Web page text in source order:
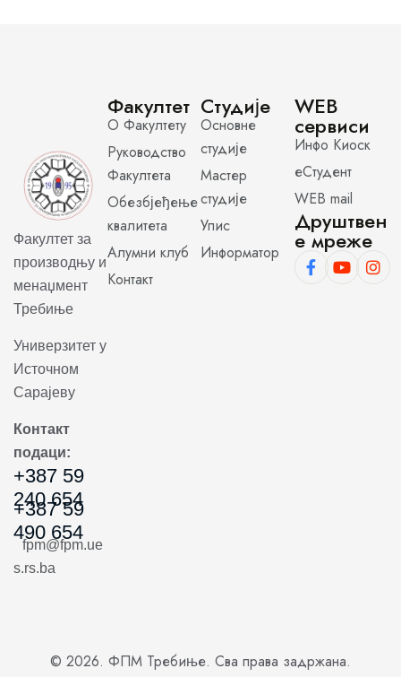
Факултет за
производњу и
менаџмент
Требиње
Универзитет у
Источном
Сарајеву
Контакт
подаци:
+387 59
240 654
+387 59
490 654
fpm@fpm.ue
s.rs.ba
Факултет
О Факултету
Руководство
Факултета
Обезбјеђење
квалитета
Алумни клуб
Контакт
Студије
Основне
студије
Мастер
студије
Упис
Информатор
WEB
сервиси
Инфо Киоск
еСтудент
WEB mail
Друштвен
е мреже
© 2026. ФПМ Требиње. Сва права задржана.